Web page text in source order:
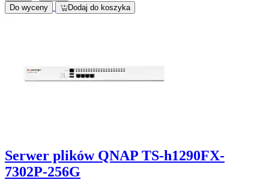
Do wyceny
Dodaj do koszyka
Serwer plików QNAP TS-h1290FX-
7302P-256G